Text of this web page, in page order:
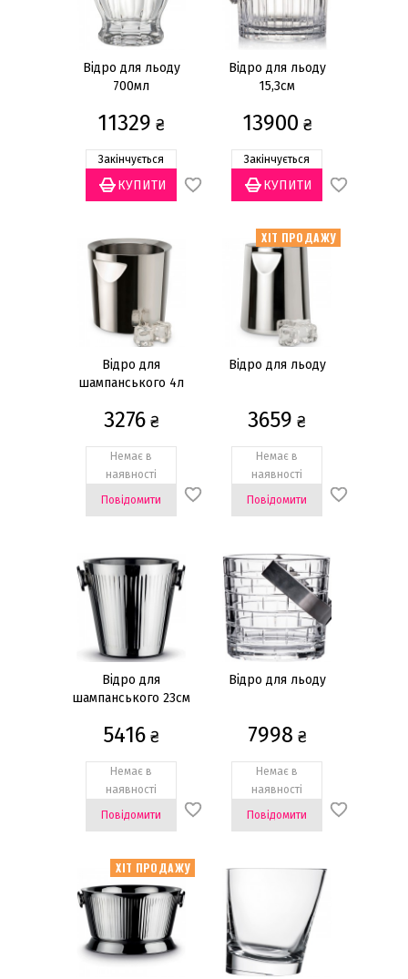
3,5л
(1)
4л (1)
7л (1)
700мл (2)
Показати все
Висота
17см (1)
23см (1)
27см (1)
Кількість предметів
1 предмет (17)
Колір
Прозорий
Сріблястий (6)
Відро для льоду
700мл
11329 ₴
Закінчується
Відро для льоду
15,3см
13900 ₴
Закінчується
Відро для
шампанського 4л
3276₴
Немає в
наявності
Повідомити
ХІТ ПРОДАЖУ
Відро для льоду
3659 ₴
Немає в
наявності
Повідомити
Відро для
шампанського 23см
5416 ₴
Немає в
наявності
Повідомити
Відро для льоду
7998 ₴
Немає в
наявності
Повідомити
ХІТ ПРОДАЖУ